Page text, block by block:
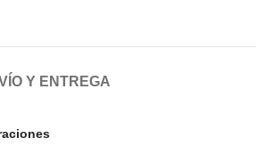
Y ENTREGA